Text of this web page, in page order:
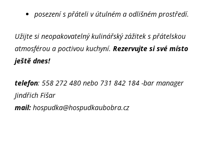
posezení s přáteli v útulném a odlišném prostředí.
Užijte si neopakovatelný kulinářský zážitek s přátelskou
atmosférou a poctivou kuchyní. Rezervujte si své místo
ještě dnes!
telefon: 558 272 480 nebo 731 842 184 -bar manager
Jindřich Fišar
mail: hospudka@hospudkaubobra.cz